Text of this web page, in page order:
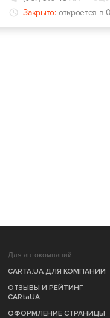
Закрыто: откроется в
Для автокомпаний
CARTA.UA ДЛЯ КОМПАНИИ
ОТЗЫВЫ И РЕЙТИНГ
CARtaUA
ОФОРМЛЕНИЕ СТРАНИЦЫ